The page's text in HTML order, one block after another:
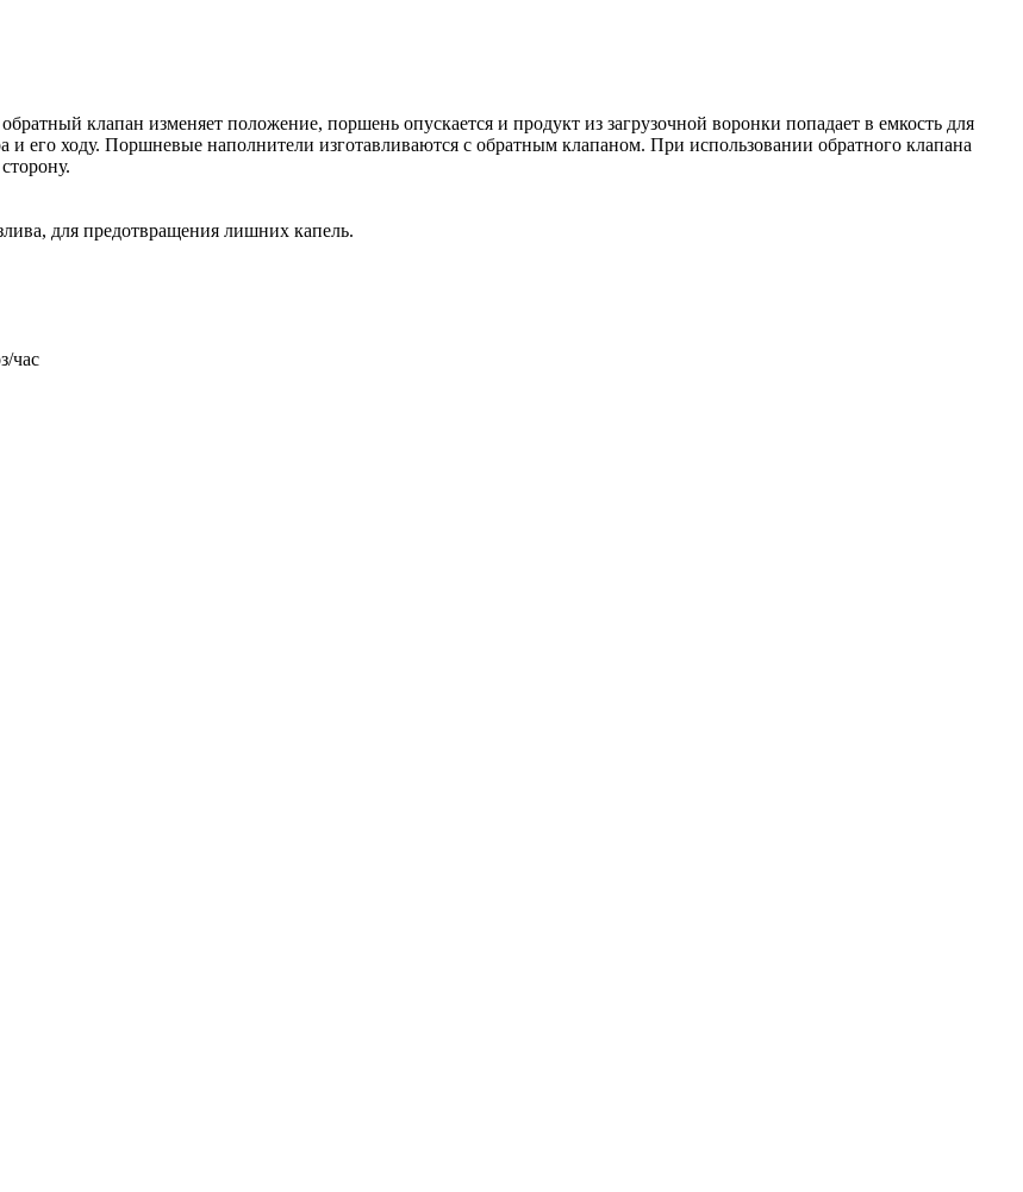
клапан изменяет положение, поршень опускается и продукт из загрузочной воронки попадает в емкость для
его ходу. Поршневые наполнители изготавливаются с обратным клапаном. При использовании обратного клапана
для предотвращения лишних капель.